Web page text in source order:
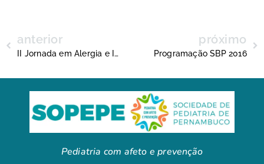
anterior
II Jornada em Alergia e Imunologia Clínica
próximo
Programação SBP 2016
Pediatria com afeto e prevenção